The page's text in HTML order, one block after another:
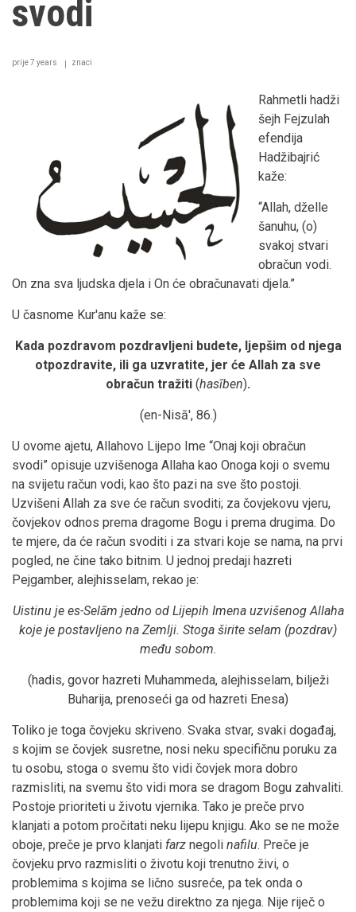
svodi
prije 7 years znaci
Rahmetli hadži
šejh Fejzulah
efendija
Hadžibajrić
kaže:
“Allah, dželle
šanuhu, (o)
svakoj stvari
obračun vodi.
On zna sva ljudska djela i On će obračunavati djela.”
U časnome Kur'anu kaže se:
Kada pozdravom pozdravljeni budete, ljepšim od njega
otpozdravite, ili ga uzvratite, jer će Allah za sve
obračun tražiti (hasīben).
(en-Nisā', 86.)
U ovome ajetu, Allahovo Lijepo Ime “Onaj koji obračun
svodi” opisuje uzvišenoga Allaha kao Onoga koji o svemu
na svijetu račun vodi, kao što pazi na sve što postoji.
Uzvišeni Allah za sve će račun svoditi; za čovjekovu vjeru,
čovjekov odnos prema dragome Bogu i prema drugima. Do
te mjere, da će račun svoditi i za stvari koje se nama, na prvi
pogled, ne čine tako bitnim. U jednoj predaji hazreti
Pejgamber, alejhisselam, rekao je:
Uistinu je es-Selām jedno od Lijepih Imena uzvišenog Allaha
koje je postavljeno na Zemlji. Stoga širite selam (pozdrav)
među sobom.
(hadis, govor hazreti Muhammeda, alejhisselam, bilježi
Buharija, prenoseći ga od hazreti Enesa)
Toliko je toga čovjeku skriveno. Svaka stvar, svaki događaj,
s kojim se čovjek susretne, nosi neku specifičnu poruku za
tu osobu, stoga o svemu što vidi čovjek mora dobro
razmisliti, na svemu što vidi mora se dragom Bogu zahvaliti.
Postoje prioriteti u životu vjernika. Tako je preče prvo
klanjati a potom pročitati neku lijepu knjigu. Ako se ne može
oboje, preče je prvo klanjati farz negoli nafilu. Preče je
čovjeku prvo razmisliti o životu koji trenutno živi, o
problemima s kojima se lično susreće, pa tek onda o
problemima koji se ne vežu direktno za njega. Nije riječ o